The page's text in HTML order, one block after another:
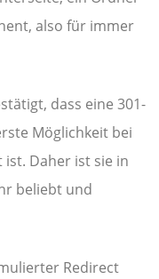
also für immer
dass eine 301-
Möglichkeit bei
ist. Daher ist sie in
beliebt und
Redirect